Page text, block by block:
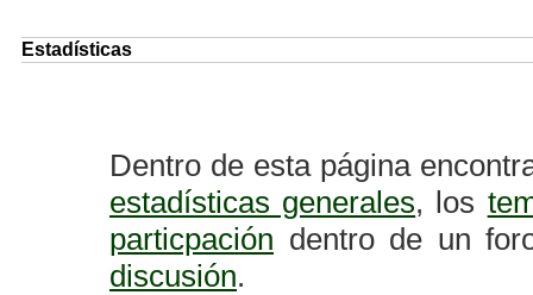
Estadísticas
Dentro de esta página
estadísticas generales, los
particpación dentro de un
discusión.